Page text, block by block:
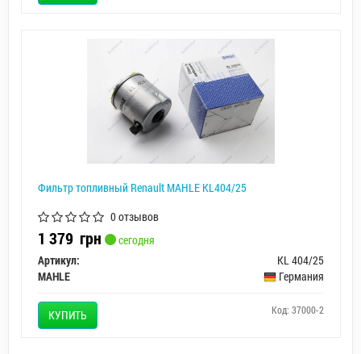
Фильтр топливный Renault MAHLE KL404/25
0 отзывов
1 379 грн
сегодня
Артикул:
KL 404/25
MAHLE
Германия
КУПИТЬ Код: 37000-2